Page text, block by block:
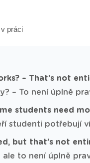
práci
– That’s not
– To není úplně
students need
studenti potřebují
but that’s not
ale to není úplně